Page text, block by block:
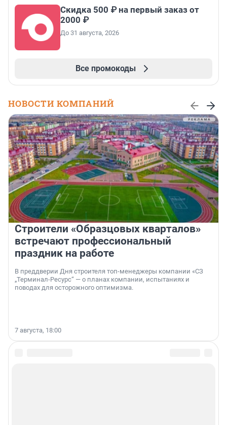
Скидка 500 ₽ на первый заказ от
2000 ₽
До 31 августа, 2026
Все промокоды
НОВОСТИ КОМПАНИЙ
Строители «Образцовых кварталов»
встречают профессиональный
праздник на работе
В преддверии Дня строителя топ-менеджеры компании «СЗ
„Терминал-Ресурс“ — о планах компании, испытаниях и
поводах для осторожного оптимизма.
7 августа, 18:00